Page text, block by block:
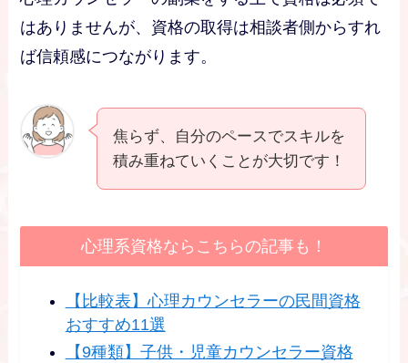
はありませんが、資格の取得は相談者側からすれ
ば信頼感につながります。
焦らず、自分のペースでスキルを
積み重ねていくことが大切です！
心理系資格ならこちらの記事も！
【比較表】心理カウンセラーの民間資格
おすすめ11選
【9種類】子供・児童カウンセラー資格